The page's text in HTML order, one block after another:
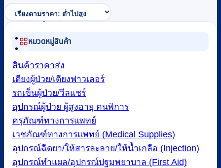
กลับสู่หน้าร้านค้า
0หมวดหมู่สินค้า
สินค้าราคาส่ง
เตียงผู้ป่วย/เตียงฟาวเลอร์
รถเข็นผู้ป่วย/วีลแชร์
อุปกรณ์ผู้ป่วย ผู้สูงอายุ คนพิการ
ครุภัณฑ์ทางการแพทย์
เวชภัณฑ์ทางการแพทย์ (Medical Supplies)
อุปกรณ์ฉีดยา/ให้สารละลาย/ให้น้ำเกลือ (Injection)
อุปกรณ์ทำแผล/อุปกรณ์ปฐมพยาบาล (First Aid)